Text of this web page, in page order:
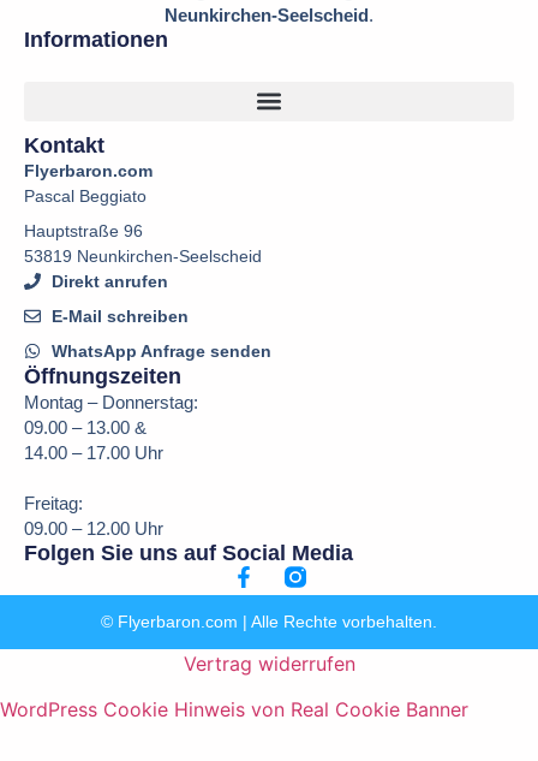
Neunkirchen-Seelscheid.
Informationen
Kontakt
Flyerbaron.com
Pascal Beggiato
Hauptstraße 96
53819 Neunkirchen-Seelscheid
Direkt anrufen
E-Mail schreiben
WhatsApp Anfrage senden
Öffnungszeiten
Montag – Donnerstag:
09.00 – 13.00 &
14.00 – 17.00 Uhr
Freitag:
09.00 – 12.00 Uhr
Folgen Sie uns auf Social Media
© Flyerbaron.com | Alle Rechte vorbehalten.
Vertrag widerrufen
WordPress Cookie Hinweis von Real Cookie Banner